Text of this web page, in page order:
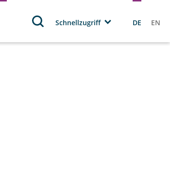
Schnellzugriff DE EN